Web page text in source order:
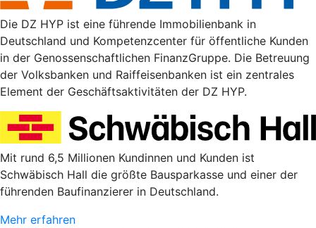
Die DZ HYP ist eine führende Immobilienbank in
Deutschland und Kompetenzcenter für öffentliche Kunden
in der Genossenschaftlichen FinanzGruppe. Die Betreuung
der Volksbanken und Raiffeisenbanken ist ein zentrales
Element der Geschäftsaktivitäten der DZ HYP.
Mit rund 6,5 Millionen Kundinnen und Kunden ist
Schwäbisch Hall die größte Bausparkasse und einer der
führenden Baufinanzierer in Deutschland.
Mehr erfahren